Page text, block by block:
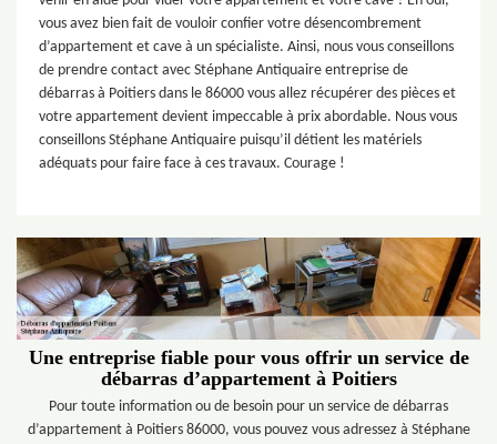
vous avez bien fait de vouloir confier votre désencombrement
d’appartement et cave à un spécialiste. Ainsi, nous vous conseillons
de prendre contact avec Stéphane Antiquaire entreprise de
débarras à Poitiers dans le 86000 vous allez récupérer des pièces et
votre appartement devient impeccable à prix abordable. Nous vous
conseillons Stéphane Antiquaire puisqu’il détient les matériels
adéquats pour faire face à ces travaux. Courage !
Une entreprise fiable pour vous offrir un service de
débarras d’appartement à Poitiers
Pour toute information ou de besoin pour un service de débarras
d’appartement à Poitiers 86000, vous pouvez vous adressez à Stéphane